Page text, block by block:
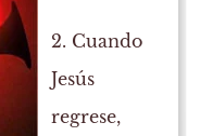
2. Cuando
Jesús
regrese,